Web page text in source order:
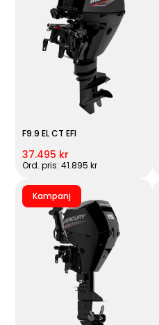
F9.9 EL CT EFI
37.495 kr
Ord. pris: 41.895 kr
Kampanj